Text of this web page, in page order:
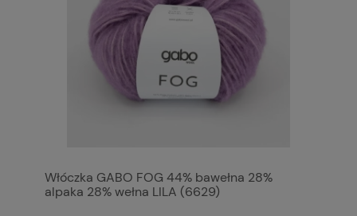
Włóczka GABO FOG 44% bawełna 28%
alpaka 28% wełna LILA (6629)